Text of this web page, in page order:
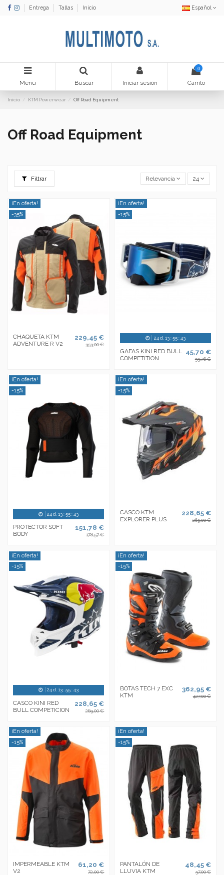
Entrega Tallas Inicio Español
Menu Buscar Iniciar sesión
0
Carrito
Inicio KTM Powerwear Off Road Equipment
Off Road Equipment
Filtrar Relevancia 24
¡En oferta!
-35%
CHAQUETA KTM
ADVENTURE R V2
229,45 €
353,00 €
¡En oferta!
-15%
24 d. 13:55:43
GAFAS KINI RED BULL
COMPETITION
45,70 €
53,76 €
¡En oferta!
-15%
24 d. 13:55:43
PROTECTOR SOFT
BODY
151,78 €
178,57 €
¡En oferta!
-15%
CASCO KTM
EXPLORER PLUS
228,65 €
269,00 €
¡En oferta!
-15%
24 d. 13:55:43
CASCO KINI RED
BULL COMPETICION
228,65 €
269,00 €
¡En oferta!
-15%
BOTAS TECH 7 EXC
KTM
362,95 €
427,00 €
¡En oferta!
-15%
IMPERMEABLE KTM
V2
61,20 €
72,00 €
¡En oferta!
-15%
PANTALÓN DE
LLUVIA KTM
48,45 €
57,00 €